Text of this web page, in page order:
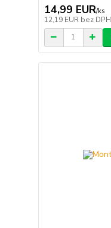
14,99 EUR/ks
12,19 EUR bez DPH